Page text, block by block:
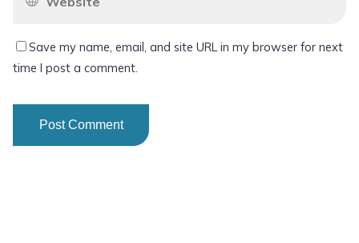
Save my name, email, and site URL in my browser for next
time I post a comment.